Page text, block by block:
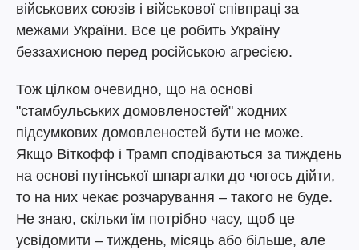
військових союзів і військової співпраці за
межами України. Все це робить Україну
беззахисною перед російською агресією.
Тож цілком очевидно, що на основі
"стамбульських домовленостей" жодних
підсумкових домовленостей бути не може.
Якщо Віткофф і Трамп сподіваються за тиждень
на основі путінської шпаргалки до чогось дійти,
то на них чекає розчарування – такого не буде.
Не знаю, скільки їм потрібно часу, щоб це
усвідомити – тиждень, місяць або більше, але